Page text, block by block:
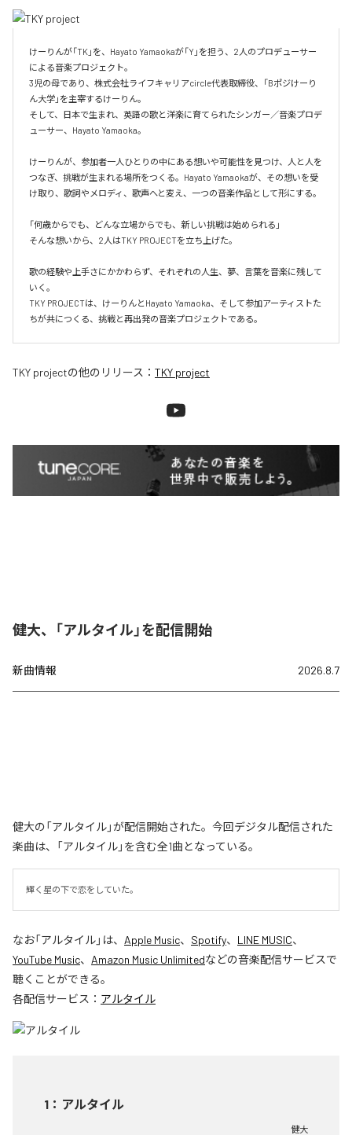
けーりんが「TK」を、Hayato Yamaokaが「Y」を担う、2人のプロデューサー
による音楽プロジェクト。
3児の母であり、株式会社ライフキャリアcircle代表取締役、「Bポジけーり
ん大学」を主宰するけーりん。
そして、日本で生まれ、英語の歌と洋楽に育てられたシンガー／音楽プロデ
ューサー、Hayato Yamaoka。
けーりんが、参加者一人ひとりの中にある想いや可能性を見つけ、人と人を
つなぎ、挑戦が生まれる場所をつくる。Hayato Yamaokaが、その想いを受
け取り、歌詞やメロディ、歌声へと変え、一つの音楽作品として形にする。
「何歳からでも、どんな立場からでも、新しい挑戦は始められる」
そんな想いから、2人はTKY PROJECTを立ち上げた。
歌の経験や上手さにかかわらず、それぞれの人生、夢、言葉を音楽に残して
いく。
TKY PROJECTは、けーりんとHayato Yamaoka、そして参加アーティストた
ちが共につくる、挑戦と再出発の音楽プロジェクトである。
TKY projectの他のリリース： TKY project
健大、「アルタイル」を配信開始
新曲情報 2026.8.7
健大の「アルタイル」が配信開始された。今回デジタル配信された
楽曲は、「アルタイル」を含む全1曲となっている。
輝く星の下で恋をしていた。
なお「アルタイル」は、 Apple Music、 Spotify、 LINE MUSIC、
YouTube Music、 Amazon Music Unlimitedなどの音楽配信サービスで
聴くことができる。
各配信サービス： アルタイル
1 ： アルタイル
健大